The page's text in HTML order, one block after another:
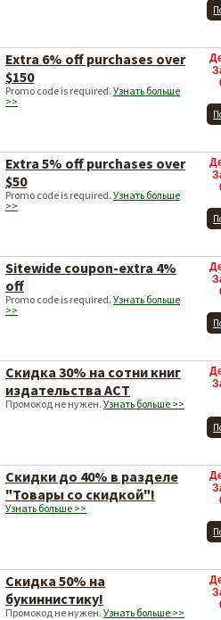
Extra 6% off purchases over
$150
Promo code is required. Узнать больше
>>
Extra 5% off purchases over
$50
Promo code is required. Узнать больше
>>
Sitewide coupon-extra 4%
off
Promo code is required. Узнать больше
>>
Скидка 30% на сотни книг
издательства АСТ
Промокод не нужен. Узнать больше >>
Скидки до 40% в разделе
"Товары со скидкой"!
Узнать больше >>
Скидка 50% на
букиннистику!
Промокод не нужен. Узнать больше >>